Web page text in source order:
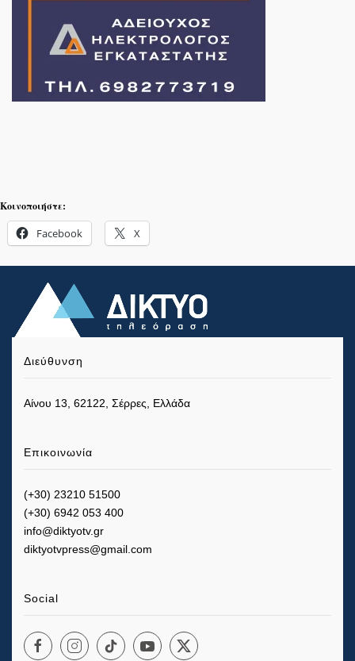
Κοινοποιήστε:
Facebook X
Διεύθυνση
Αίνου 13, 62122, Σέρρες, Ελλάδα
Επικοινωνία
(+30) 23210 51500
(+30) 6942 053 400
info@diktyotv.gr
diktyotvpress@gmail.com
Social